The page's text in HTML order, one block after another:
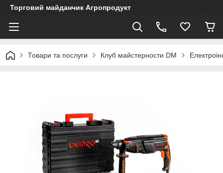
Торговий майданчик Агропродукт
Товари та послуги Клуб майстерности DM